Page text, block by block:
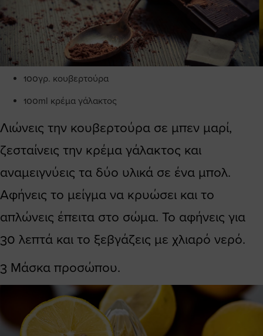
100γρ. κουβερτούρα
100ml κρέμα γάλακτος
Λιώνεις την κουβερτούρα σε μπεν μαρί,
ζεσταίνεις την κρέμα γάλακτος και
αναμειγνύεις τα δύο υλικά σε ένα μπολ.
Αφήνεις το μείγμα να κρυώσει και το
απλώνεις έπειτα στο σώμα. Το αφήνεις για
30 λεπτά και το ξεβγάζεις με χλιαρό νερό.
3 Μάσκα προσώπου.